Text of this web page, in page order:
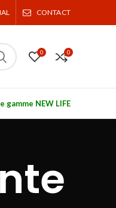
CONTACT
0 0
NEW LIFE